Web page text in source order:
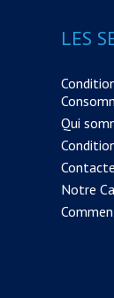
LES
Qui
Notre